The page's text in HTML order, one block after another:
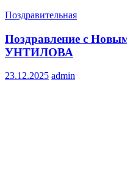
Поздравительная
Поздравление с
УНТИЛОВА
23.12.2025 admin